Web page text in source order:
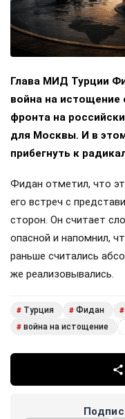
Глава МИД Турции
война на истощение
фронта на
для Москвы. И в
прибегнуть к
Фидан отметил, что
его встреч с
сторон. Он считает
опасной и напомнил,
раньше считались
же реализовывались.
# Турция # Фидан #
# война на истощение